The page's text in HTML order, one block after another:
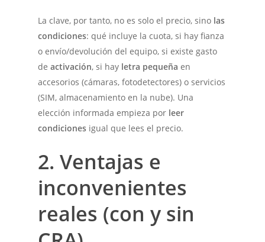
La clave, por tanto, no es solo el precio, sino las
condiciones: qué incluye la cuota, si hay fianza
o envío/devolución del equipo, si existe gasto
deactivación, si hay letra pequeña en
accesorios (cámaras, fotodetectores) o servicios
(SIM, almacenamiento en la nube). Una
elección informada empieza por leer
condiciones igual que lees el precio.
2. Ventajas e
inconvenientes
reales (con y sin